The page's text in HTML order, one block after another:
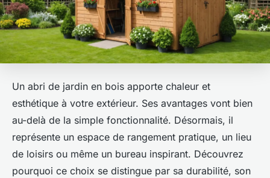
Un abri de jardin en bois apporte chaleur et
esthétique à votre extérieur. Ses avantages vont bien
au-delà de la simple fonctionnalité. Désormais, il
représente un espace de rangement pratique, un lieu
de loisirs ou même un bureau inspirant. Découvrez
pourquoi ce choix se distingue par sa durabilité, son